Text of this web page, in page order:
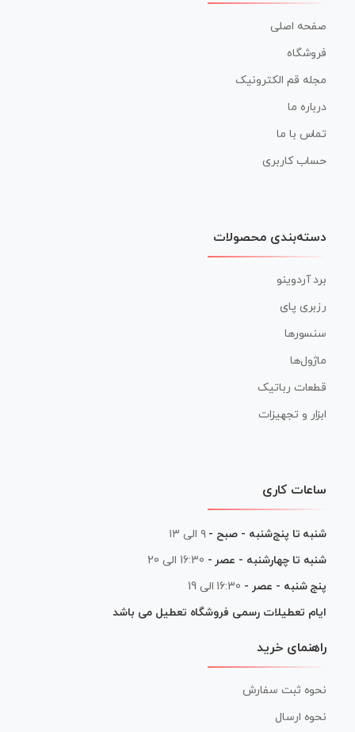
صفحه اصلی
فروشگاه
مجله قم الکترونیک
درباره ما
تماس با ما
حساب کاربری
دسته‌بندی محصولات
برد آردوینو
رزبری پای
سنسورها
ماژول‌ها
قطعات رباتیک
ابزار و تجهیزات
ساعات کاری
شنبه تا پنج‌شنبه - صبح - ۹ الی ۱۳
شنبه تا چهارشنبه - عصر - 16:30 الی 20
پنج شنبه - عصر - 16:30 الی 19
ایام تعطیلات رسمی فروشگاه تعطیل می باشد
راهنمای خرید
نحوه ثبت سفارش
نحوه ارسال